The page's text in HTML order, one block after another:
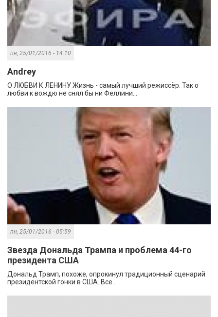
пн, 25/01/2016 - 14:10
Andrey
О ЛЮБВИ К ЛЕНИНУ Жизнь - самый лучший режиссёр. Так о
любви к вождю не снял бы ни Феллини...
пн, 25/01/2016 - 05:59
Звезда Дональда Трампа и проблема 44-го
президента США
Дональд Трамп, похоже, опрокинул традиционный сценарий
президентской гонки в США. Все...